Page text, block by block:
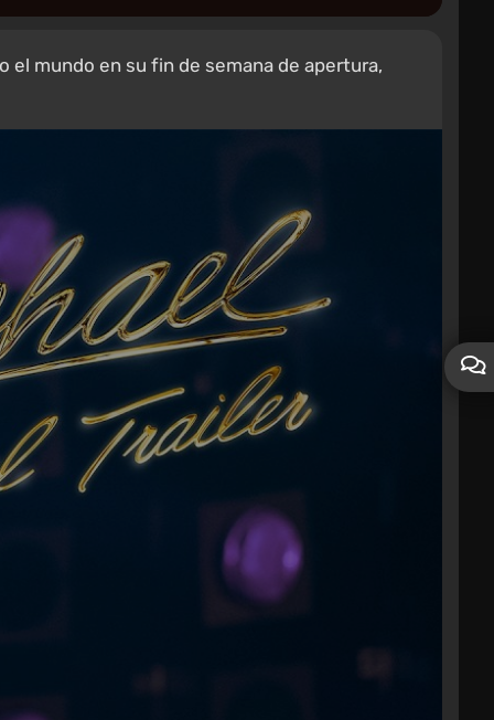
el mundo en su fin de semana de apertura,